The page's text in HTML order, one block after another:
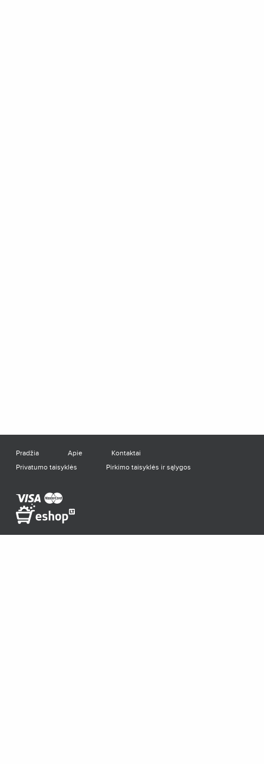
Pradžia Apie
Kontaktai
Privatumo taisyklės
Pirkimo taisyklės ir sąlygos